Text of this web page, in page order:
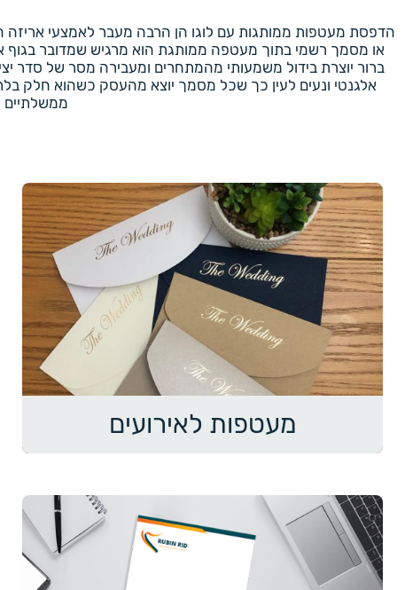
הדפסת מעטפות ממותגות עם לוגו הן הרבה מעבר לאמצעי
או מסמך רשמי בתוך מעטפה ממותגת הוא מרגיש שמדובר בגוף
ברור יוצרת בידול משמעותי מהמתחרים ומעבירה מסר של
אלגנטי ונעים לעין כך שכל מסמך יוצא מהעסק כשהוא חלק
ממשלתיים
מעטפות לאירועים